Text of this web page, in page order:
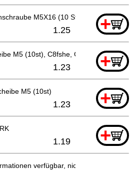
M5X16 (10 Stücke) +
1.25
M5 (10st), C8fshe, C8fse +
1.23
M5 (10st) +
1.23
+
1.19
verfügbar, nicht bestellbar